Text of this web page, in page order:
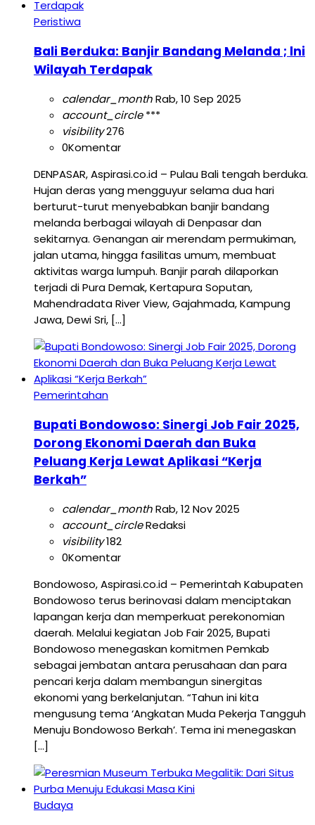
Peristiwa
Bali Berduka: Banjir Bandang Melanda ; lni
Wilayah Terdapak
calendar_monthRab, 10 Sep 2025
account_circle***
visibility276
0Komentar
DENPASAR, Aspirasi.co.id – Pulau Bali tengah berduka.
Hujan deras yang mengguyur selama dua hari
berturut-turut menyebabkan banjir bandang
melanda berbagai wilayah di Denpasar dan
sekitarnya. Genangan air merendam permukiman,
jalan utama, hingga fasilitas umum, membuat
aktivitas warga lumpuh. Banjir parah dilaporkan
terjadi di Pura Demak, Kertapura Soputan,
Mahendradata River View, Gajahmada, Kampung
Jawa, Dewi Sri, […]
Pemerintahan
Bupati Bondowoso: Sinergi Job Fair 2025,
Dorong Ekonomi Daerah dan Buka
Peluang Kerja Lewat Aplikasi “Kerja
Berkah”
calendar_monthRab, 12 Nov 2025
account_circleRedaksi
visibility182
0Komentar
Bondowoso, Aspirasi.co.id – Pemerintah Kabupaten
Bondowoso terus berinovasi dalam menciptakan
lapangan kerja dan memperkuat perekonomian
daerah. Melalui kegiatan Job Fair 2025, Bupati
Bondowoso menegaskan komitmen Pemkab
sebagai jembatan antara perusahaan dan para
pencari kerja dalam membangun sinergitas
ekonomi yang berkelanjutan. “Tahun ini kita
mengusung tema ‘Angkatan Muda Pekerja Tangguh
Menuju Bondowoso Berkah’. Tema ini menegaskan
[…]
Budaya